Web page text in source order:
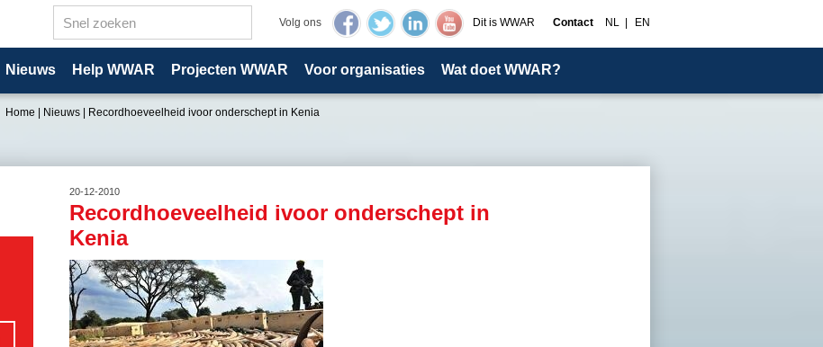
NL EN
Dit is WWAR Contact
Volg ons
Nieuws Help WWAR Projecten WWAR Voor organisaties Wat doet WWAR?
Home Nieuws Recordhoeveelheid ivoor onderschept in Kenia
20-12-2010
Recordhoeveelheid ivoor onderschept in
Kenia